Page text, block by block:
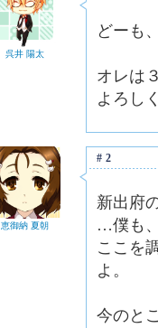
呉井 陽太
どーも
オレは
よろし
恵御納 夏朝
#2
新出府
…僕も
ここを
よ。
今のと